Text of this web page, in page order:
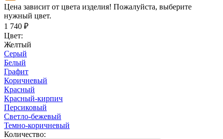
Цена зависит от цвета изделия! Пожалуйста, выберите
нужный цвет.
1 740 ₽
Цвет:
Желтый
Серый
Белый
Графит
Коричневый
Красный
Красный-кирпич
Персиковый
Светло-бежевый
Темно-коричневый
Количество: